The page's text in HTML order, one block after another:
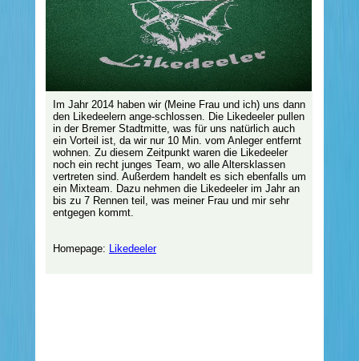
Im Jahr 2014 haben wir (Meine Frau und ich) uns dann
den Likedeelern ange-schlossen. Die Likedeeler pullen
in der Bremer Stadtmitte, was für uns natürlich auch
ein Vorteil ist, da wir nur 10 Min. vom Anleger entfernt
wohnen. Zu diesem Zeitpunkt waren die Likedeeler
noch ein recht junges Team, wo alle Altersklassen
vertreten sind. Außerdem handelt es sich ebenfalls um
ein Mixteam. Dazu nehmen die Likedeeler im Jahr an
bis zu 7 Rennen teil, was meiner Frau und mir sehr
entgegen kommt.
Homepage: Likedeeler